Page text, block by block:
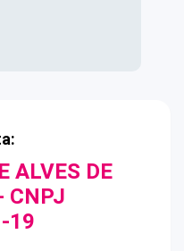
ALVES DE
CNPJ
19